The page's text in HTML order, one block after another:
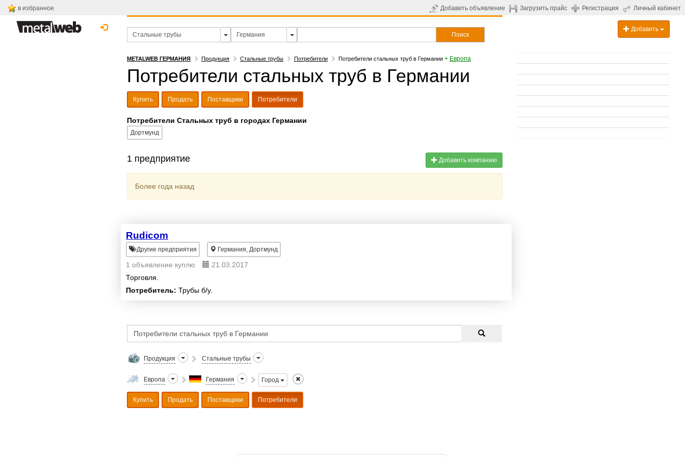
в избранное Добавить объявление Загрузить прайс Регистрация Личный кабинет
Поиск
Добавить
METALWEB ГЕРМАНИЯ Продукция Стальные трубы Потребители Потребители стальных труб в Германии + Европа
Потребители стальных труб в Германии
Купить Продать Поставщики Потребители
Потребители Стальных труб в городах Германии
Дортмунд
1 предприятие Добавить компанию
Более года назад
Rudicom
Другие предприятия Германия, Дортмунд
1 объявление куплю
21.03.2017
Торговля.
Потребитель: Трубы б/у.
Продукция Стальные трубы
Европа Германия Город
Купить Продать Поставщики Потребители